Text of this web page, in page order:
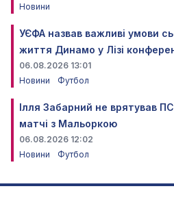
Новини
УЄФА назвав важливі умови
життя Динамо у Лізі
06.08.2026 13:01
Новини
Футбол
Ілля Забарний не врятував
матчі з Мальоркою
06.08.2026 12:02
Новини
Футбол